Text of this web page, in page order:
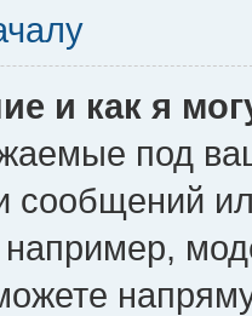
и как я
под
сообщений
например,